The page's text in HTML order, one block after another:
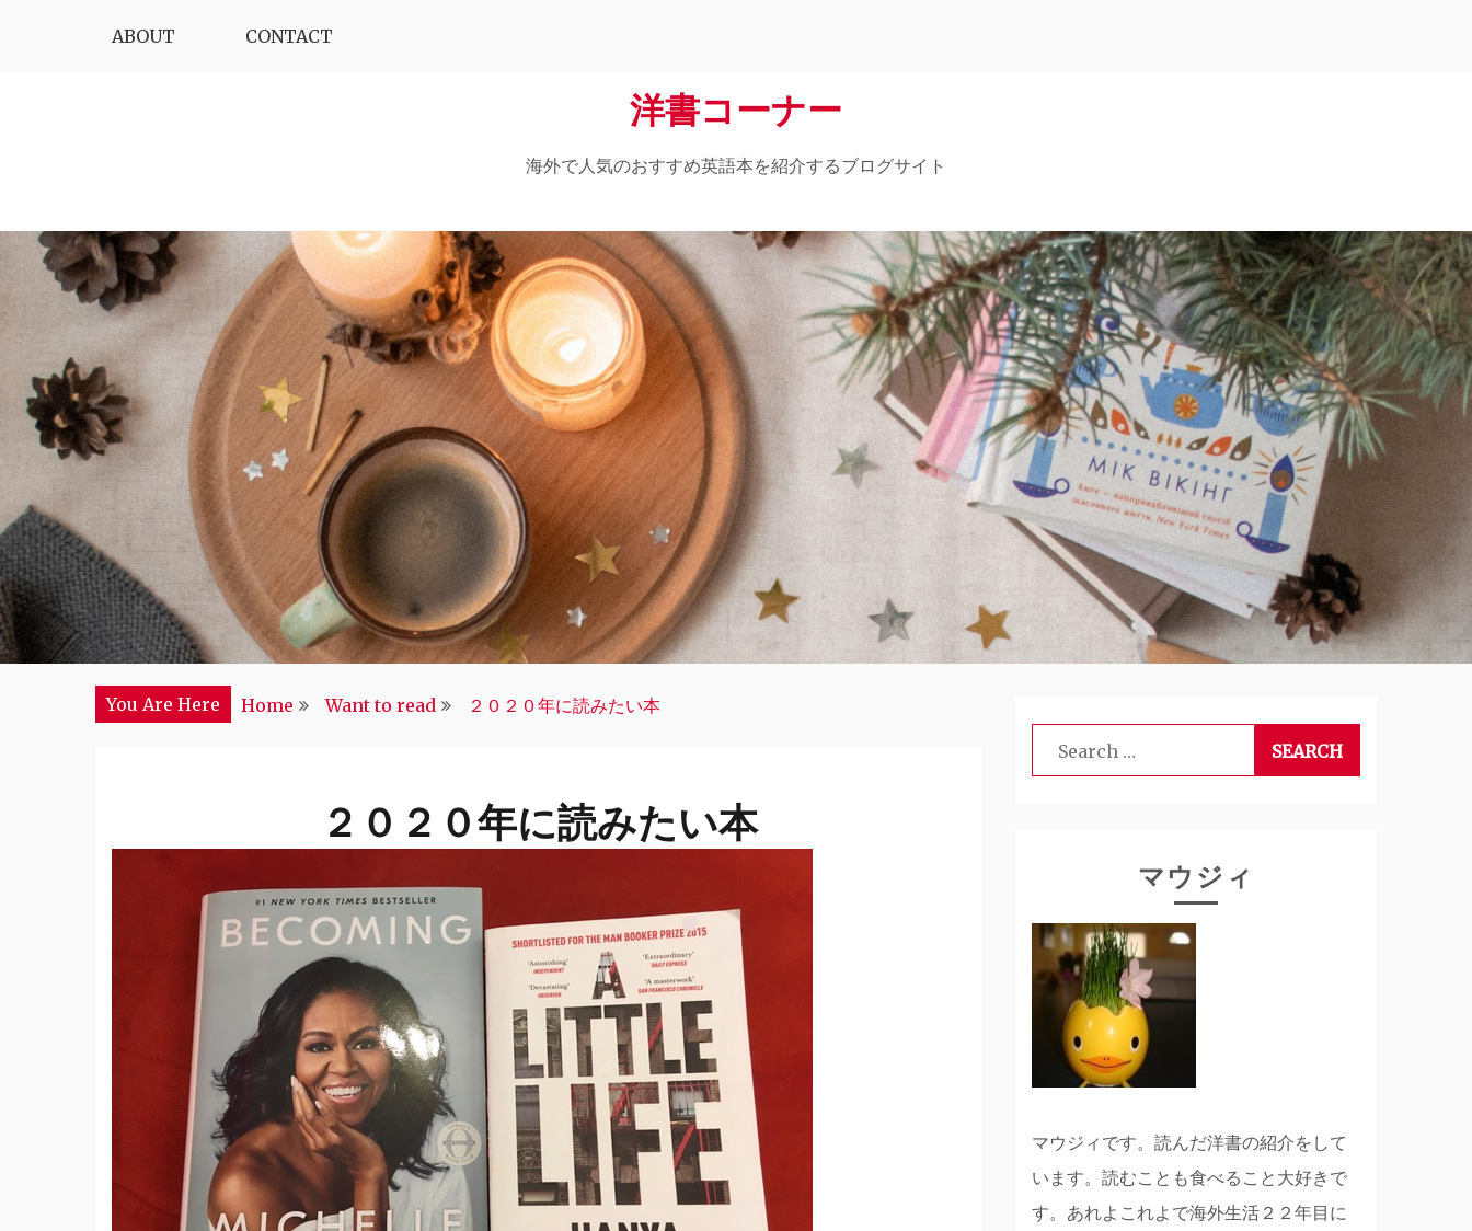
ABOUT CONTACT
洋書コーナー
海外で人気のおすすめ英語本を紹介するブログサイト
You Are Here Home Want to read ２０２０年に読みたい本
２０２０年に読みたい本
Search
for:
マウジィ
マウジィです。読んだ洋書の紹介をして
います。読むことも食べること大好きで
す。あれよこれよで海外生活２２年目に